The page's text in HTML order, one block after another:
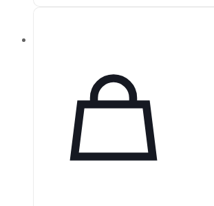
реставраций боковых зубов и
ситуаций, где эстетика не
является приоритетной. Удобны в
использовании благодаря
цветовой маркировке и
предварительной дозировке.